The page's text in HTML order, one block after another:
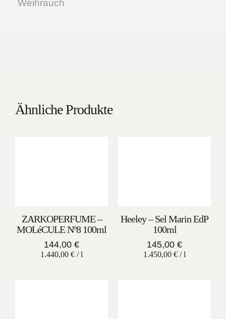
Weihrauch
Ähnliche Produkte
ZARKOPERFUME –
MOLéCULE Nº8 100ml
144,00 €
1.440,00 € /l
Heeley – Sel Marin EdP
100ml
145,00 €
1.450,00 € /l